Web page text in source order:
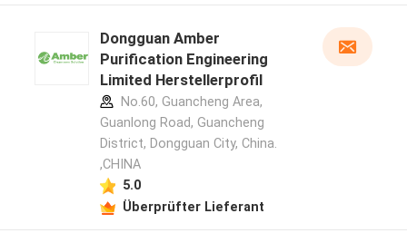
Dongguan Amber
Purification Engineering
Limited Herstellerprofil
No.60, Guancheng Area,
Guanlong Road, Guancheng
District, Dongguan City, China.
,CHINA
5.0
Überprüfter Lieferant